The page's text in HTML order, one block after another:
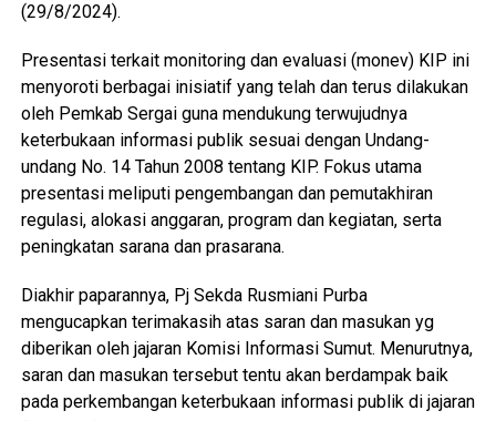
(29/8/2024).
Presentasi terkait monitoring dan evaluasi (monev) KIP ini
menyoroti berbagai inisiatif yang telah dan terus dilakukan
oleh Pemkab Sergai guna mendukung terwujudnya
keterbukaan informasi publik sesuai dengan Undang-
undang No. 14 Tahun 2008 tentang KIP. Fokus utama
presentasi meliputi pengembangan dan pemutakhiran
regulasi, alokasi anggaran, program dan kegiatan, serta
peningkatan sarana dan prasarana.
Diakhir paparannya, Pj Sekda Rusmiani Purba
mengucapkan terimakasih atas saran dan masukan yg
diberikan oleh jajaran Komisi Informasi Sumut. Menurutnya,
saran dan masukan tersebut tentu akan berdampak baik
pada perkembangan keterbukaan informasi publik di jajaran